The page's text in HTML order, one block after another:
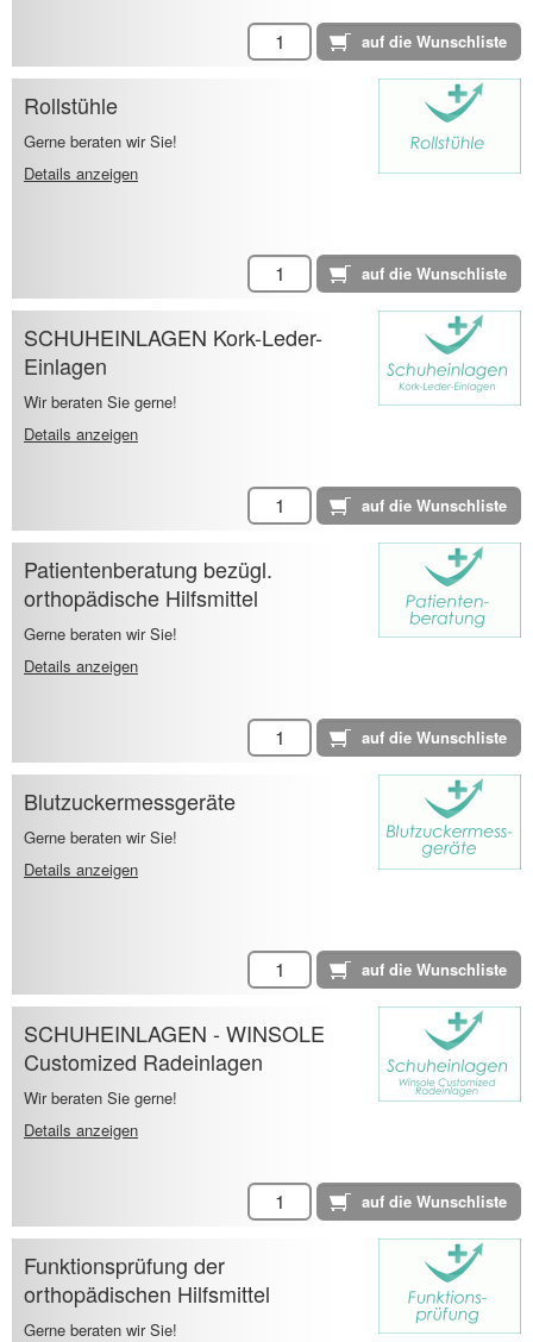
Rollstühle
Gerne beraten wir Sie!
Details anzeigen
SCHUHEINLAGEN Kork-Leder-
Einlagen
Wir beraten Sie gerne!
Details anzeigen
Patientenberatung bezügl.
orthopädische Hilfsmittel
Gerne beraten wir Sie!
Details anzeigen
Blutzuckermessgeräte
Gerne beraten wir Sie!
Details anzeigen
SCHUHEINLAGEN - WINSOLE
Customized Radeinlagen
Wir beraten Sie gerne!
Details anzeigen
Funktionsprüfung der
orthopädischen Hilfsmittel
Gerne beraten wir Sie!